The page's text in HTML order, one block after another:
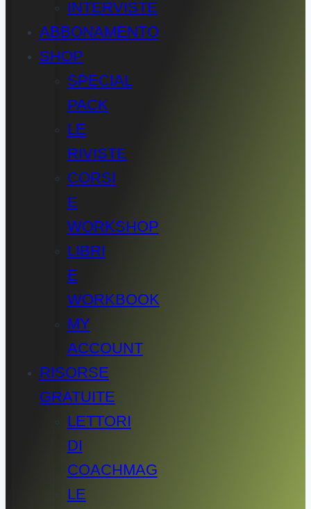
INTERVISTE
ABBONAMENTO
SHOP
SPECIAL
PACK
LE
RIVISTE
CORSI
E
WORKSHOP
LIBRI
E
WORKBOOK
MY
ACCOUNT
RISORSE
GRATUITE
LETTORI
DI
COACHMAG
LE